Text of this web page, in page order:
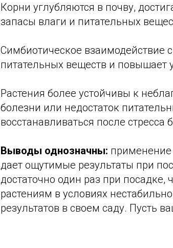
Корни углубляются в почву,
запасы влаги и питательных
Симбиотическое взаимодействие
питательных веществ и повышает
Растения более устойчивы к
болезни или недостаток
восстанавливаться после
Выводы однозначны:
дает ощутимые результаты при
достаточно один раз при
растениям в условиях
результатов в своем саду. Пусть